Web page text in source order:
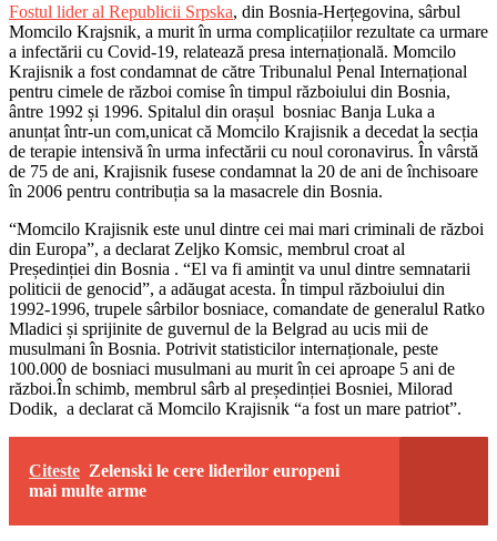
Fostul lider al Republicii Srpska, din Bosnia-Herțegovina, sârbul
Momcilo Krajsnik, a murit în urma complicațiilor rezultate ca urmare
a infectării cu Covid-19, relatează presa internațională. Momcilo
Krajisnik a fost condamnat de către Tribunalul Penal Internațional
pentru cimele de război comise în timpul războiului din Bosnia,
ântre 1992 și 1996. Spitalul din orașul bosniac Banja Luka a
anunțat într-un com,unicat că Momcilo Krajisnik a decedat la secția
de terapie intensivă în urma infectării cu noul coronavirus. În vârstă
de 75 de ani, Krajisnik fusese condamnat la 20 de ani de închisoare
în 2006 pentru contribuția sa la masacrele din Bosnia.
“Momcilo Krajisnik este unul dintre cei mai mari criminali de război
din Europa”, a declarat Zeljko Komsic, membrul croat al
Președinției din Bosnia . “El va fi amintit va unul dintre semnatarii
politicii de genocid”, a adăugat acesta. În timpul războiului din
1992-1996, trupele sârbilor bosniace, comandate de generalul Ratko
Mladici și sprijinite de guvernul de la Belgrad au ucis mii de
musulmani în Bosnia. Potrivit statisticilor internaționale, peste
100.000 de bosniaci musulmani au murit în cei aproape 5 ani de
război.În schimb, membrul sârb al președinției Bosniei, Milorad
Dodik, a declarat că Momcilo Krajisnik “a fost un mare patriot”.
Citeste Zelenski le cere liderilor europeni
mai multe arme